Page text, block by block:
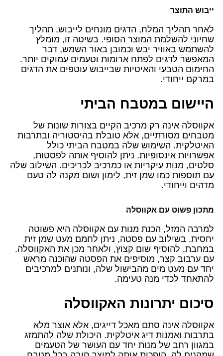
ייבוש התוצר
לאחר תהליך המלח, הדגים מונחים לייבוש, תהליך
שחיוני להשלמת המוצר הסופי. בשיטה זו, מומלץ
להשתמש באוויר יבש וכמובן באור השמש, דבר
המאפשר לדגים לפתח ארומות וטעמים עמוקים יותר.
החימום הטבעי והאיטיות שבייבוש עוטפים את הדגים
במרקם ייחודי.
היישום במטבח הביתי
אקווסלה אינה רק מרכיב הקיים בצורות שונות של
מטבחים מסורתיים, אלא טובלת בהיסטוריה ובתרבות
האיטלקית. השימוש שלה במטבח הביתי כולל
אפשרויות אינסופיות. ניתן להוסיף אותה לפסטות,
סלטים, מנות עיקריות או כמרכיב לכריכים. השילוב שלה
עם תוספות כמו שמן זית, לימון ושום מקנה לה טעם
מדהים וייחודי.
מתכון פשוט עם אקווסלה
למרבה המזל, הכנת מנות עם אקווסלה היא פשוטה
יחסית. בשילוב עם פסטה, ניתן לחמם מעט שמן זית
במחבת, להוסיף שום קצוץ, ולאחר מכן את האקווסלה.
עם ערבוב קצר, מוסיפים את הפסטה שהוכנה מראש
יחד עם מעט מים מהבישול שלה, ונותנים למרכיבים
להתאחד לכדי מנה טעימה.
סיכום יתרונות האקווסלה
אקווסלה אינה סתם מאכל דייגים, אלא אוצר מלא
בתרבות ואמנות דיג איטלקית. היכולת שלה להתמזג
במגוון רחב של מנות יחד עם העושר של הטעמים